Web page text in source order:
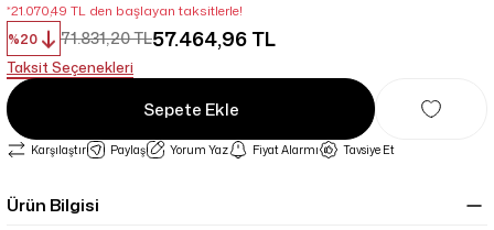
*21.070,49 TL den başlayan taksitlerle!
%20
71.831,20 TL57.464,96 TL
Taksit Seçenekleri
Sepete Ekle
Karşılaştır Paylaş Yorum Yaz Fiyat Alarmı Tavsiye Et
Ürün Bilgisi